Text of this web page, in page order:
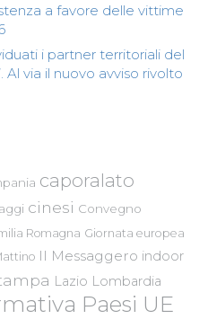
a favore delle vittime
i partner territoriali del
Al via il nuovo avviso rivolto
caporalato
cinesi Convegno
Romagna Giornata europea
Il Messaggero indoor
Lazio Lombardia
Paesi UE